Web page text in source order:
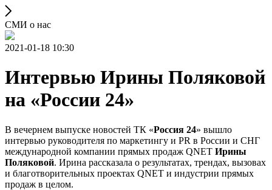
СМИ о нас
2021-01-18 10:30
Интервью Ирины Поляковой
на «России 24»
В вечернем выпуске новостей ТК «Россия 24» вышло
интервью руководителя по маркетингу и PR в России и СНГ
международной компании прямых продаж QNET Ирины
Поляковой. Ирина рассказала о результатах, трендах, вызовах
и благотворительных проектах QNET и индустрии прямых
продаж в целом.